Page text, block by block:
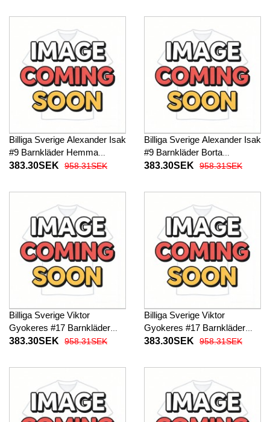
Billiga Sverige Alexander Isak
#9 Barnkläder Hemma
fotbollskläder till baby VM
byxor)
383.30SEK 958.31SEK
Billiga Sverige Alexander Isak
#9 Barnkläder Borta
fotbollskläder till baby VM
byxor)
383.30SEK 958.31SEK
Billiga Sverige Viktor
Gyokeres #17 Barnkläder
Hemma fotbollskläder till
Korta byxor)
383.30SEK 958.31SEK
Billiga Sverige Viktor
Gyokeres #17 Barnkläder
Borta fotbollskläder till baby
byxor)
383.30SEK 958.31SEK